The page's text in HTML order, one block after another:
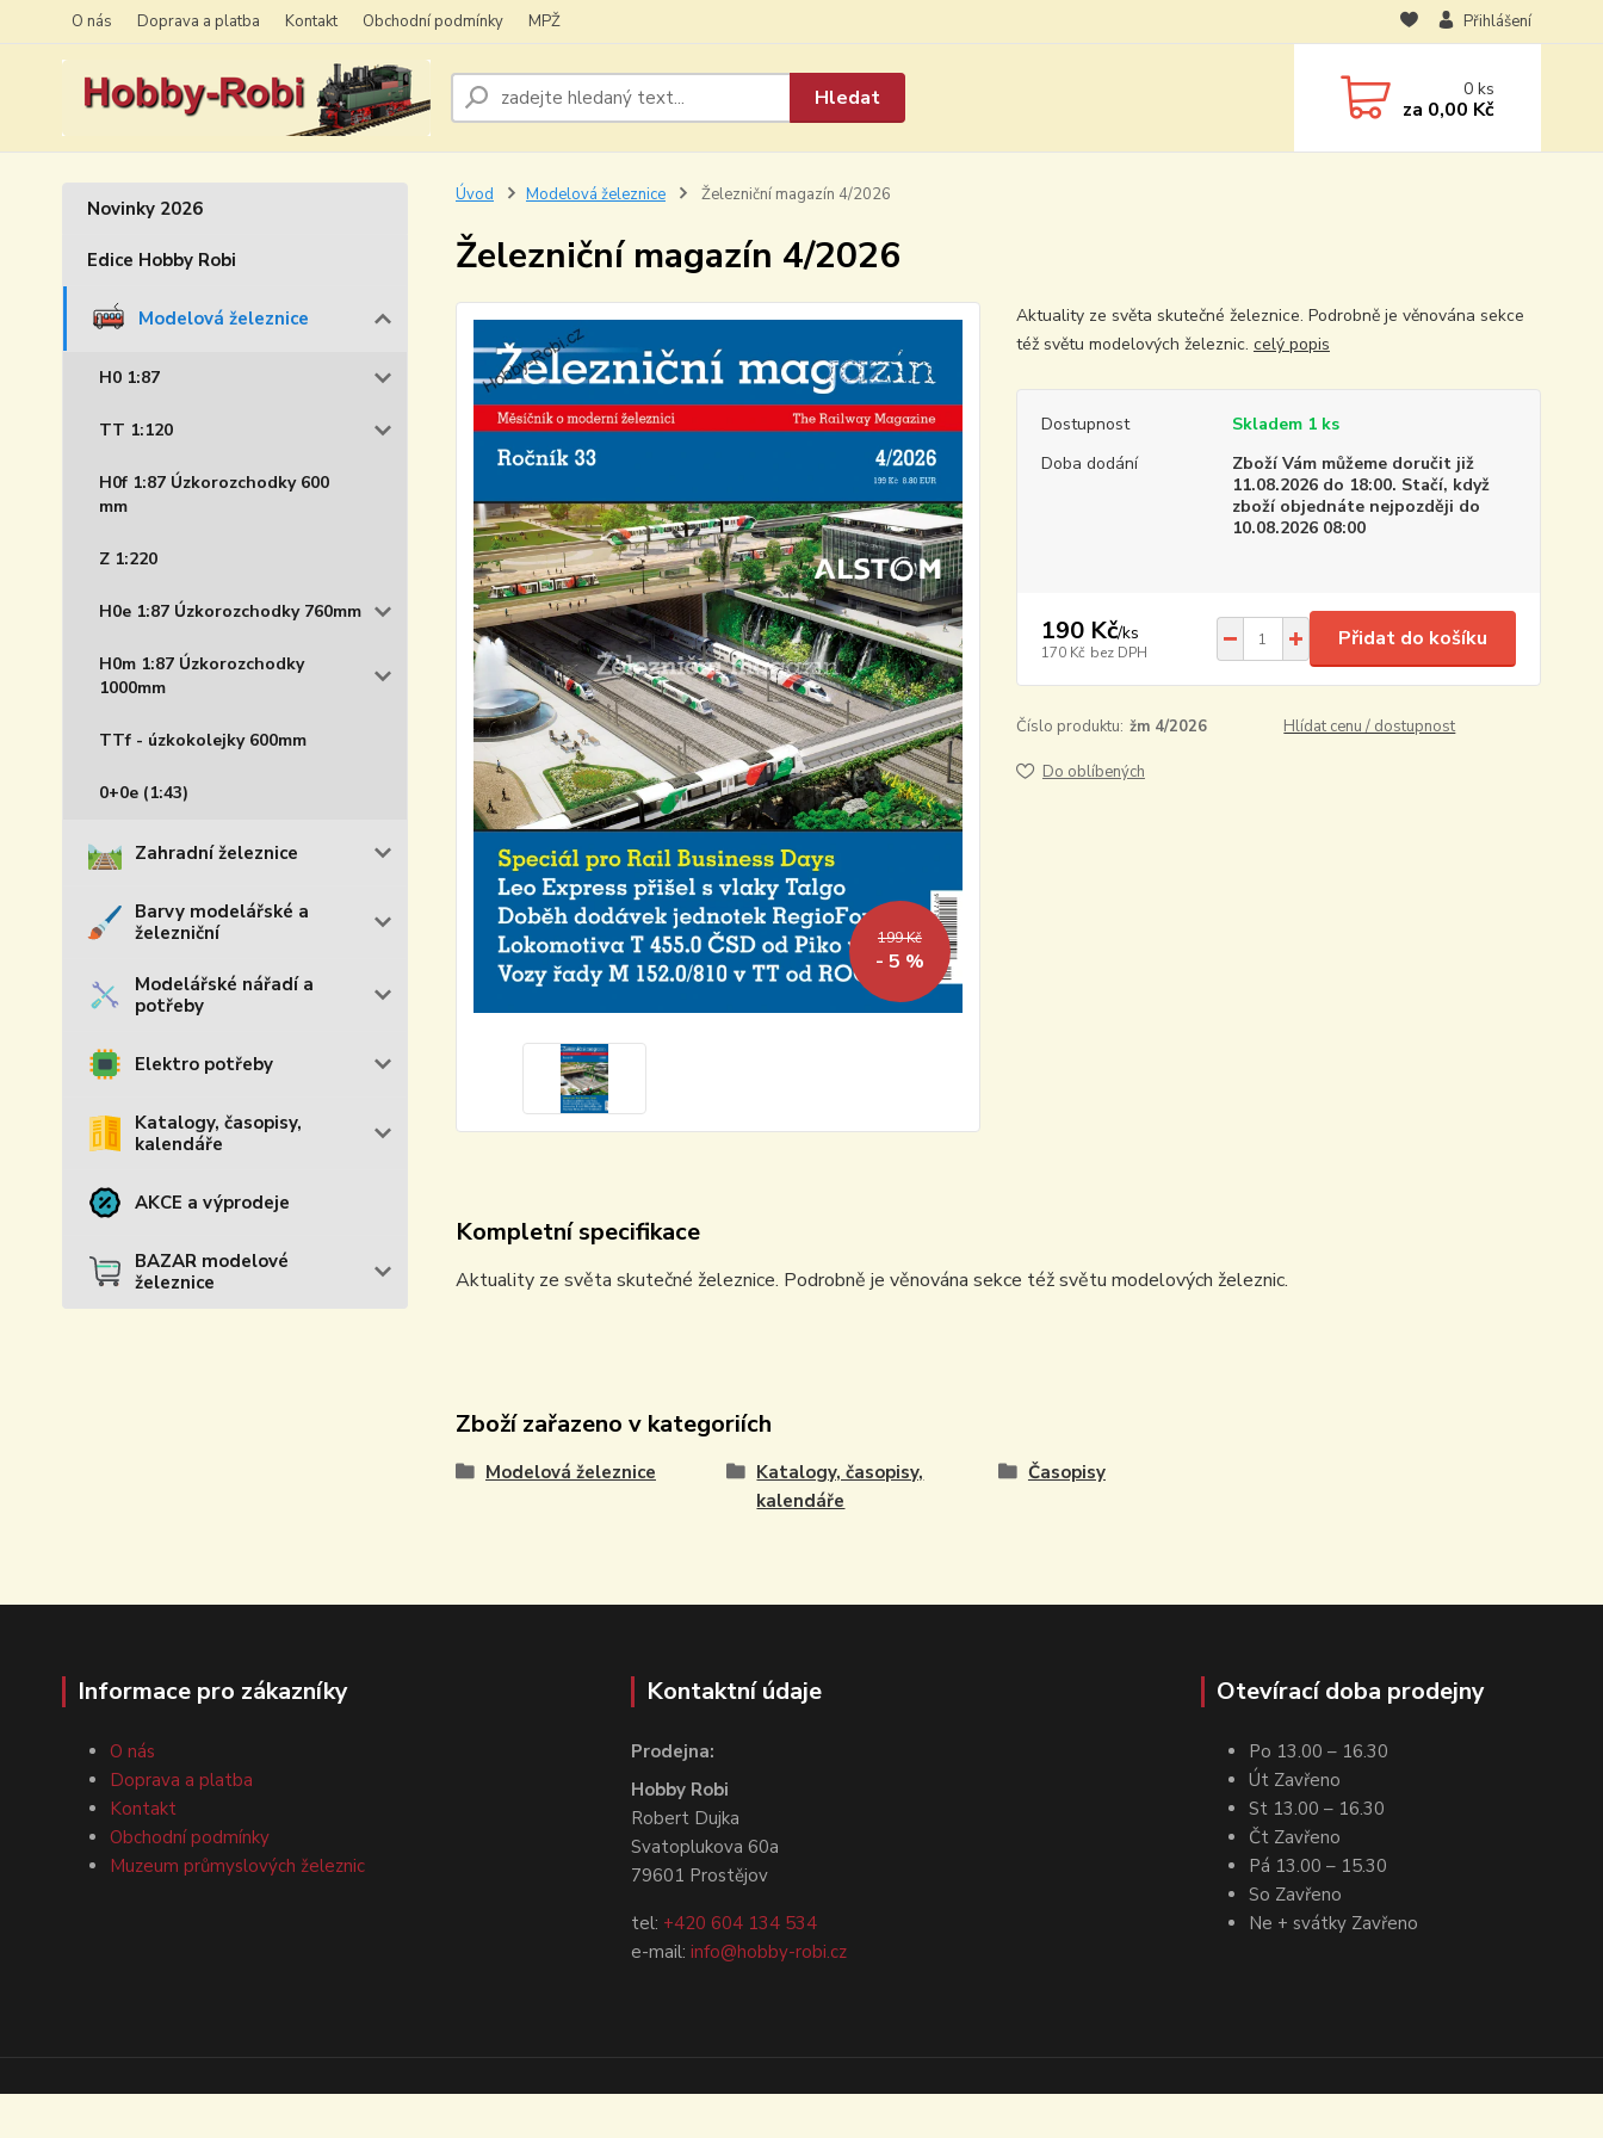
O nás Doprava a platba Kontakt Obchodní podmínky MPŽ Přihlášení
Hledat 0ks
za 0,00 Kč
Novinky 2026
Edice Hobby Robi
Modelová železnice
H0 1:87
TT 1:120
H0f 1:87 Úzkorozchodky 600
mm
Z 1:220
H0e 1:87 Úzkorozchodky 760mm
H0m 1:87 Úzkorozchodky
1000mm
TTf - úzkokolejky 600mm
0+0e (1:43)
Zahradní železnice
Barvy modelářské a
železniční
Modelářské nářadí a
potřeby
Elektro potřeby
Katalogy, časopisy,
kalendáře
AKCE a výprodeje
BAZAR modelové
železnice
Úvod Modelová železnice Železniční magazín 4/2026
Železniční magazín 4/2026
199 Kč
- 5 %
Aktuality ze světa skutečné železnice. Podrobně je věnována sekce
též světu modelových železnic. celý popis
Dostupnost
Skladem 1 ks
Doba dodání
Zboží Vám můžeme doručit již
11.08.2026 do 18:00. Stačí, když
zboží objednáte nejpozději do
10.08.2026 08:00
190 Kč/ks
170 Kč bez DPH
Přidat do košíku
Číslo produktu: žm 4/2026 Hlídat cenu / dostupnost
Do oblíbených
Kompletní specifikace
Aktuality ze světa skutečné železnice. Podrobně je věnována sekce též světu modelových železnic.
Zboží zařazeno v kategoriích
Modelová železnice
Katalogy, časopisy,
kalendáře
Časopisy
Informace pro zákazníky
O nás
Doprava a platba
Kontakt
Obchodní podmínky
Muzeum průmyslových železnic
Kontaktní údaje
Prodejna:
Hobby Robi
Robert Dujka
Svatoplukova 60a
79601 Prostějov
tel: +420 604 134 534
e-mail:info@hobby-robi.cz
Otevírací doba prodejny
Po 13.00 – 16.30
Út Zavřeno
St 13.00 – 16.30
Čt Zavřeno
Pá 13.00 – 15.30
So Zavřeno
Ne + svátky Zavřeno